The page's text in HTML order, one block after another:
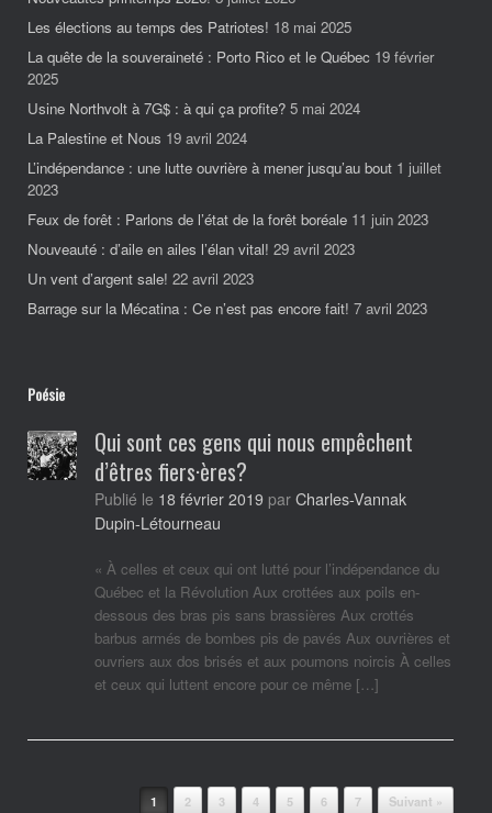
Les élections au temps des Patriotes! 18 mai 2025
La quête de la souveraineté : Porto Rico et le Québec 19 février
2025
Usine Northvolt à 7G$ : à qui ça profite? 5 mai 2024
La Palestine et Nous 19 avril 2024
L’indépendance : une lutte ouvrière à mener jusqu’au bout 1 juillet
2023
Feux de forêt : Parlons de l’état de la forêt boréale 11 juin 2023
Nouveauté : d’aile en ailes l’élan vital! 29 avril 2023
Un vent d’argent sale! 22 avril 2023
Barrage sur la Mécatina : Ce n’est pas encore fait! 7 avril 2023
Poésie
Qui sont ces gens qui nous empêchent
d’êtres fiers·ères?
Publié le 18 février 2019 par Charles-Vannak
Dupin-Létourneau
« À celles et ceux qui ont lutté pour l’indépendance du
Québec et la Révolution Aux crottées aux poils en-
dessous des bras pis sans brassières Aux crottés
barbus armés de bombes pis de pavés Aux ouvrières et
ouvriers aux dos brisés et aux poumons noircis À celles
et ceux qui luttent encore pour ce même […]
1 2 3 4 5 6 7 Suivant »